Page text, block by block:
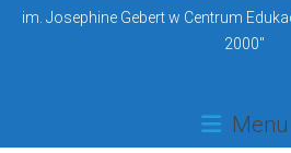
im. Josephine Gebert w Centrum
2000"
Menu